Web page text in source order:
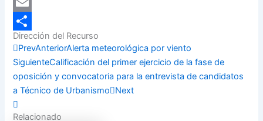
LinkedIn
Email
Compartir
Dirección del Recurso
PrevAnteriorAlerta meteorológica por viento
SiguienteCalificación del primer ejercicio de la fase de
oposición y convocatoria para la entrevista de candidatos
a Técnico de Urbanismo
Next
Relacionado